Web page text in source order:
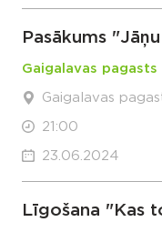
Pasākums
Gaigalavas pagasts
Gaigalavas
21:00
23.06.2024
Līgošana "Kas